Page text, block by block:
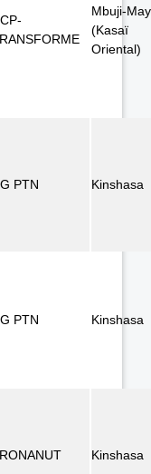
Mbuji-
(Kasaï
Oriental)
PTN Kinshasa
PTN Kinshasa
Kinshasa